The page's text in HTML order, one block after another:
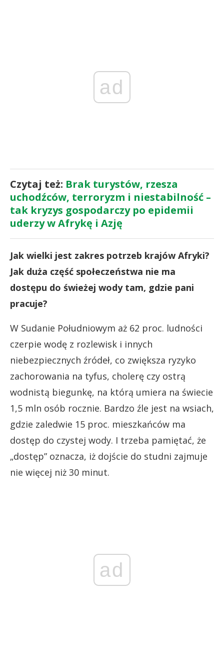
ad
Czytaj też: Brak turystów, rzesza
uchodźców, terroryzm i niestabilność –
tak kryzys gospodarczy po epidemii
uderzy w Afrykę i Azję
Jak wielki jest zakres potrzeb krajów Afryki?
Jak duża część społeczeństwa nie ma
dostępu do świeżej wody tam, gdzie pani
pracuje?
W Sudanie Południowym aż 62 proc. ludności
czerpie wodę z rozlewisk i innych
niebezpiecznych źródeł, co zwiększa ryzyko
zachorowania na tyfus, cholerę czy ostrą
wodnistą biegunkę, na którą umiera na świecie
1,5 mln osób rocznie. Bardzo źle jest na wsiach,
gdzie zaledwie 15 proc. mieszkańców ma
dostęp do czystej wody. I trzeba pamiętać, że
„dostęp” oznacza, iż dojście do studni zajmuje
nie więcej niż 30 minut.
ad